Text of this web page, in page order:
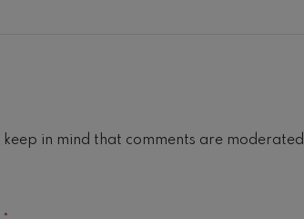
in mind that comments are moderated